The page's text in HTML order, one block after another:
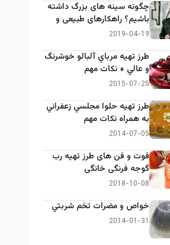
چگونه سینه های بزرگ داشته
باشیم؟ راهکارهای طبیعی و
خانگی برای بزرگ کردن سینه
2019-04-19
طرز تهيه مرباي آلبالو خوشرنگ
و عالي + نكات مهم
2015-07-25
طرز تهيه حلوا مجلسي زعفراني
به همراه نكات مهم
2014-07-05
فوت و فن های طرز تهیه رب
گوجه فرنگی خانگی
2018-10-08
خواص و مضرات تخم شربتي
2014-01-31